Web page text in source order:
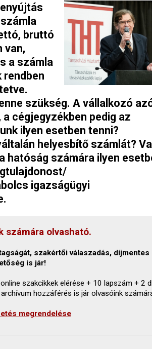
bruttó
van,
a számla
szükség. A vállalkozó
cégjegyzékben pedig az
ilyen esetben tenni?
helyesbítő számlát?
hatóság számára ilyen
igazságügyi
számára olvasható.
szakértői válaszadás, díjmentes
is jár!
szakcikkek elérése + 10 lapszám + 2
hozzáférés is jár olvasóink
megrendelése